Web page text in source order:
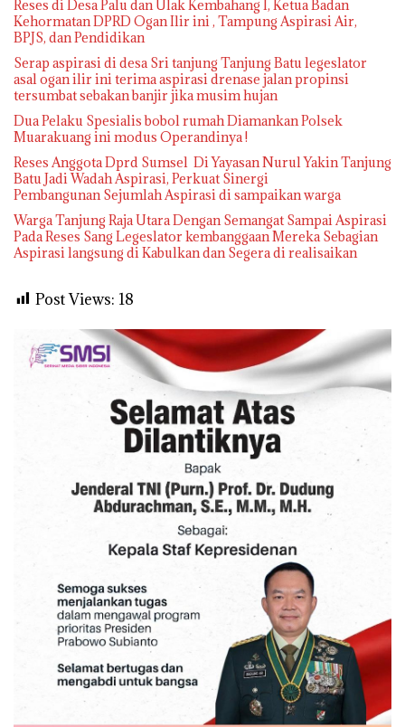
Reses di Desa Palu dan Ulak Kembahang I, Ketua Badan
Kehormatan DPRD Ogan Ilir ini , Tampung Aspirasi Air,
BPJS, dan Pendidikan
Serap aspirasi di desa Sri tanjung Tanjung Batu legeslator
asal ogan ilir ini terima aspirasi drenase jalan propinsi
tersumbat sebakan banjir jika musim hujan
Dua Pelaku Spesialis bobol rumah Diamankan Polsek
Muarakuang ini modus Operandinya !
Reses Anggota Dprd Sumsel Di Yayasan Nurul Yakin Tanjung
Batu Jadi Wadah Aspirasi, Perkuat Sinergi
Pembangunan Sejumlah Aspirasi di sampaikan warga
Warga Tanjung Raja Utara Dengan Semangat Sampai Aspirasi
Pada Reses Sang Legeslator kembanggaan Mereka Sebagian
Aspirasi langsung di Kabulkan dan Segera di realisaikan
Post Views: 18